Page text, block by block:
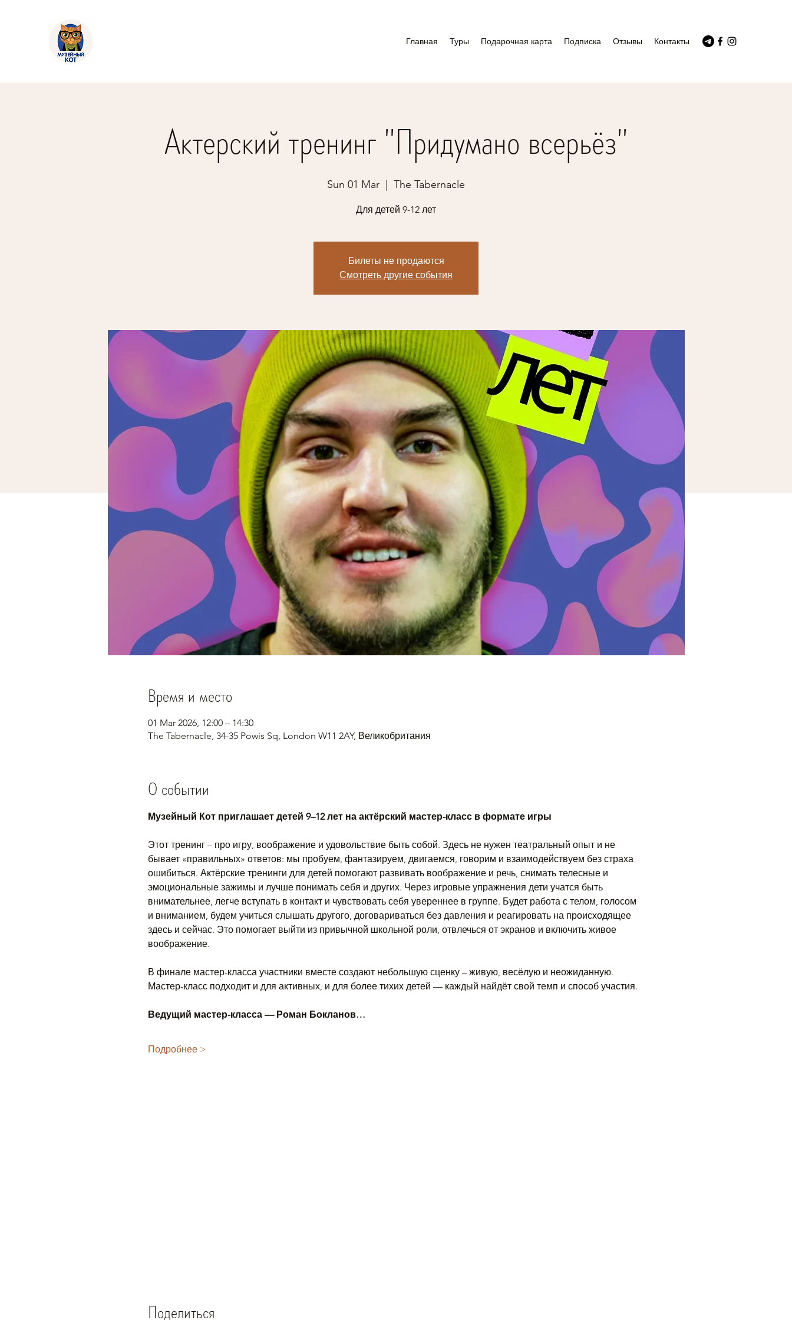
Главная Туры Подарочная карта Подписка Отзывы Контакты
Актерский тренинг "Придумано всерьёз"
Sun 01 Mar The Tabernacle
Для детей 9-12 лет
Билеты не продаются
Смотреть другие события
Время и место
01 Mar 2026, 12:00 – 14:30
The Tabernacle, 34-35 Powis Sq, London W11 2AY, Великобритания
О событии
Музейный Кот приглашает детей 9–12 лет на актёрский мастер-класс в формате игры
Этот тренинг – про игру, воображение и удовольствие быть собой. Здесь не нужен театральный опыт и не
бывает «правильных» ответов: мы пробуем, фантазируем, двигаемся, говорим и взаимодействуем без страха
ошибиться. Актёрские тренинги для детей помогают развивать воображение и речь, снимать телесные и
эмоциональные зажимы и лучше понимать себя и других. Через игровые упражнения дети учатся быть
внимательнее, легче вступать в контакт и чувствовать себя увереннее в группе. Будет работа с телом, голосом
и вниманием, будем учиться слышать другого, договариваться без давления и реагировать на происходящее
здесь и сейчас. Это помогает выйти из привычной школьной роли, отвлечься от экранов и включить живое
воображение.
В финале мастер-класса участники вместе создают небольшую сценку – живую, весёлую и неожиданную.
Мастер-класс подходит и для активных, и для более тихих детей — каждый найдёт свой темп и способ участия.
Ведущий мастер-класса — Роман Бокланов…
Подробнее >
Поделиться